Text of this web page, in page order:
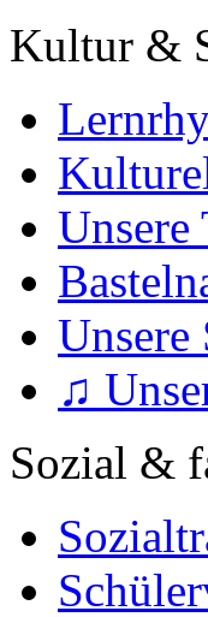
Kultur &
Unsere
Unsere
♫
Sozial &